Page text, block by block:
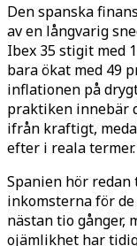
Den spanska
av en långvarig
Ibex 35 stigit med
bara ökat med 49
inflationen på
praktiken innebär
ifrån kraftigt,
efter i reala termer.
Spanien hör redan
inkomsterna för
nästan tio gånger,
ojämlikhet har